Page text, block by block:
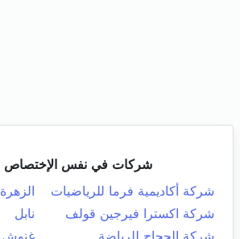
شركات في نفس الإختصاص
شركة أكاديمية فرما للرياضيات
الزهرة
شركة اكسترا فيرجين قولف
نابل